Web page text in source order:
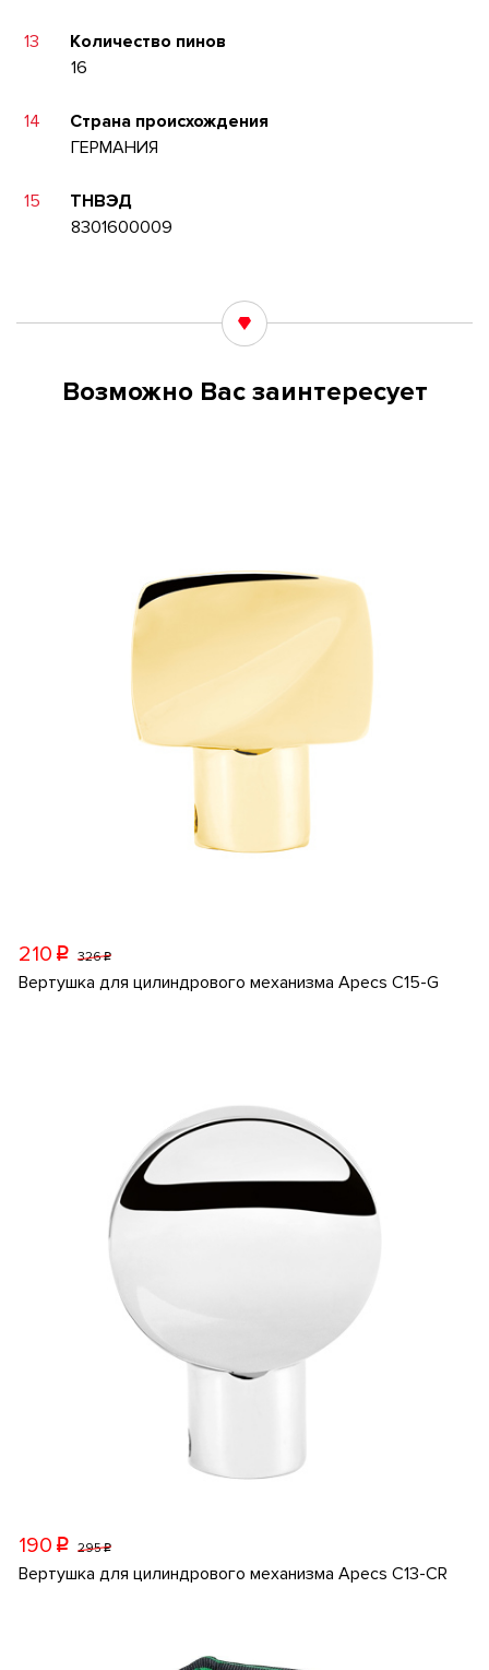
13
Количество пинов
16
14
Страна происхождения
ГЕРМАНИЯ
15
ТНВЭД
8301600009
Возможно Вас заинтересует
210 p 326p
Вертушка для цилиндрового механизма Apecs C15-G
190 p 295p
Вертушка для цилиндрового механизма Apecs C13-CR